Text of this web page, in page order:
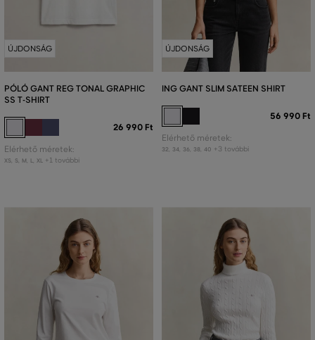
ÚJDONSÁG
PÓLÓ GANT REG TONAL GRAPHIC
SS T-SHIRT
26 990 Ft
Elérhető méretek:
XS, S, M L XL +1 további
ÚJDONSÁG
ING GANT SLIM SATEEN SHIRT
56 990 Ft
Elérhető méretek:
32 34 36 38 40 +3 további